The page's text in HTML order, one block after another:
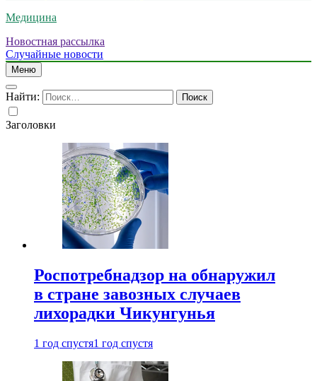
Медицина
Новостная рассылка
Случайные новости
Меню
Найти:
Заголовки
Роспотребнадзор на обнаружил
в стране завозных случаев
лихорадки Чикунгунья
1 год спустя1 год спустя